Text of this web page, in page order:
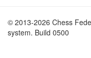
© 2013-2026 Chess
system. Build 0500